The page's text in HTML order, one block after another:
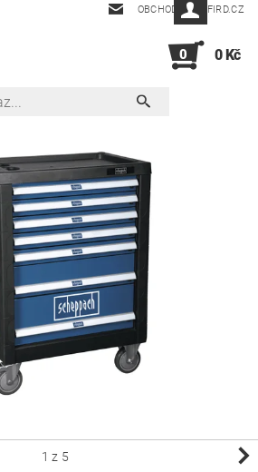
OBCHOD@PROFIRD.CZ
0 0 Kč
1 z 5